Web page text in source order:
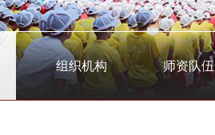
组织机构 师资队伍